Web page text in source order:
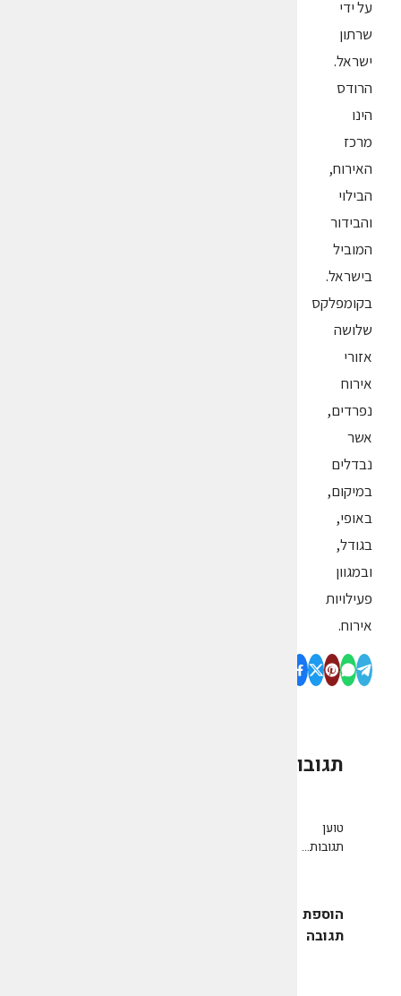
על ידי
שרתון
ישראל.
הרודס
הינו
מרכז
האירוח,
הבילוי
והבידור
המוביל
בישראל.
בקומפלקס
שלושה
אזורי
אירוח
נפרדים,
אשר
נבדלים
במיקום,
באופי,
בגודל,
ובמגוון
פעילויות
אירוח.
תגובות
טוען
תגובות...
הוספת
תגובה